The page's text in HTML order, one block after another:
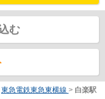
む
東急電鉄東急東横線 > 白楽駅